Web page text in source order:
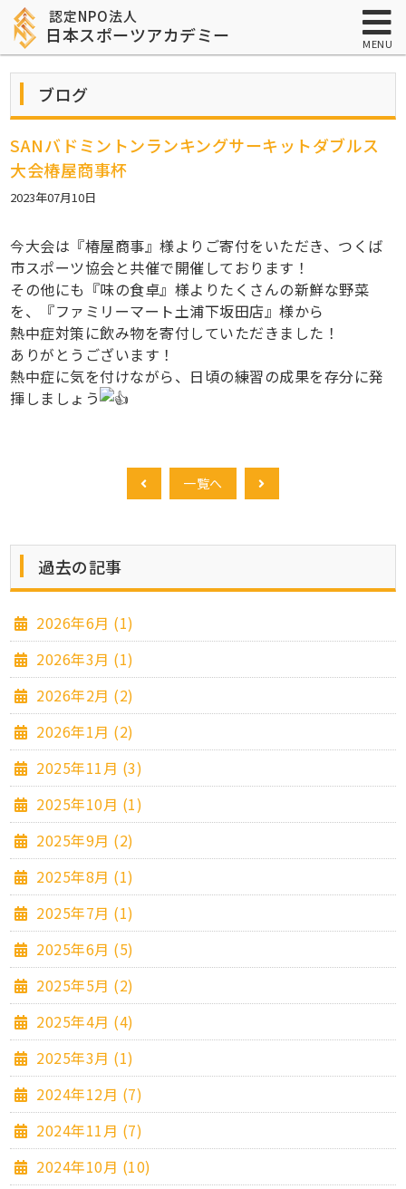
MENU
認定NPO法人
日本スポーツアカデミー
ブログ
SANバドミントンランキングサーキットダブルス
大会椿屋商事杯
2023年07月10日
今大会は『椿屋商事』様よりご寄付をいただき、つくば
市スポーツ協会と共催で開催しております！
その他にも『味の食卓』様よりたくさんの新鮮な野菜
を、『ファミリーマート土浦下坂田店』様から
熱中症対策に飲み物を寄付していただきました！
ありがとうございます！
熱中症に気を付けながら、日頃の練習の成果を存分に発
揮しましょう
一覧へ
過去の記事
2026年6月 (1)
2026年3月 (1)
2026年2月 (2)
2026年1月 (2)
2025年11月 (3)
2025年10月 (1)
2025年9月 (2)
2025年8月 (1)
2025年7月 (1)
2025年6月 (5)
2025年5月 (2)
2025年4月 (4)
2025年3月 (1)
2024年12月 (7)
2024年11月 (7)
2024年10月 (10)